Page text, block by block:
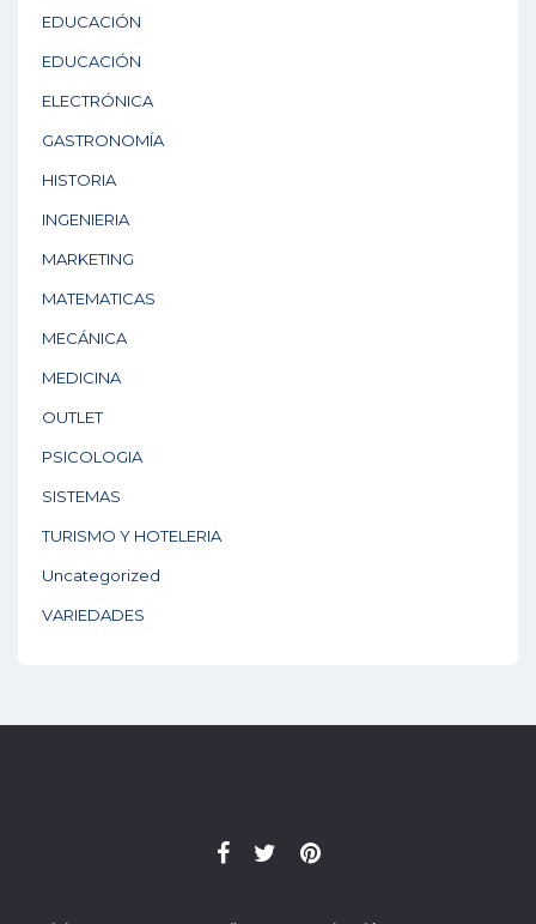
EDUCACIÓN
EDUCACIÓN
ELECTRÓNICA
GASTRONOMÍA
HISTORIA
INGENIERIA
MARKETING
MATEMATICAS
MECÁNICA
MEDICINA
OUTLET
PSICOLOGIA
SISTEMAS
TURISMO Y HOTELERIA
Uncategorized
VARIEDADES